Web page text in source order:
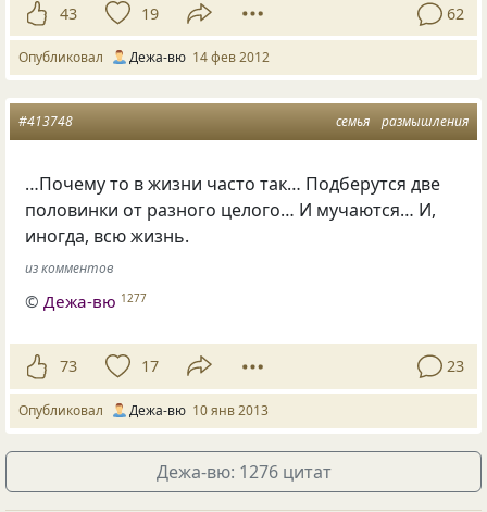
43 19 62
Опубликовал Дежа-вю 14 фев 2012
семья размышления
#413748
…Почему то в жизни часто так… Подберутся две
половинки от разного целого… И мучаются… И,
иногда, всю жизнь.
из комментов
©Дежа-вю 1277
73 17 23
Опубликовал Дежа-вю 10 янв 2013
Дежа-вю: 1276 цитат